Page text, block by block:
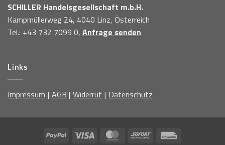
SCHILLER Handelsgesellschaft m.b.H.
Kampmüllerweg 24, 4040 Linz, Österreich
Tel.: +43 732 7099 0, Anfrage senden
Links
Impressum AGB Widerruf Datenschutz